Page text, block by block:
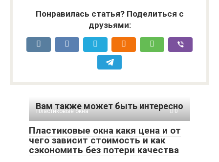
Понравилась статья? Поделиться с
друзьями:
Вам также может быть интересно
Пластиковые окна 0
Пластиковые окна какя цена и от
чего зависит стоимость и как
сэкономить без потери качества